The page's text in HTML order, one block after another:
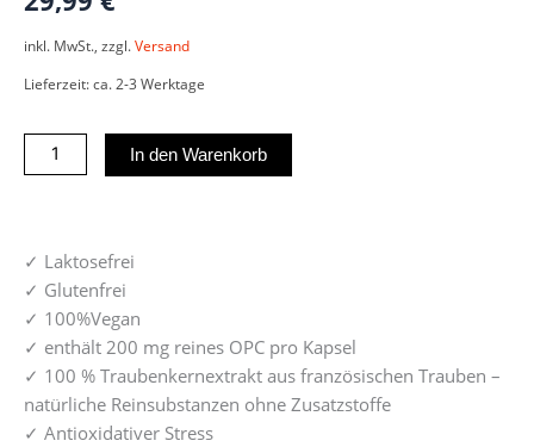
inkl. MwSt., zzgl.Versand
Lieferzeit: ca. 2-3 Werktage
NATURE
AKTIV
1
Glas
mit
60
Kapseln
Menge
In den Warenkorb
✓ Laktosefrei
✓ Glutenfrei
✓ 100%Vegan
✓ enthält 200 mg reines OPC pro Kapsel
✓ 100 % Traubenkernextrakt aus französischen Trauben –
natürliche Reinsubstanzen ohne Zusatzstoffe
✓ Antioxidativer Stress